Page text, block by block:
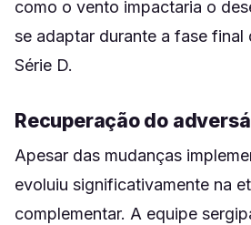
como o vento impactaria o
se adaptar durante a fase final
Série D.
Recuperação do
Apesar das mudanças
evoluiu significativamente na
complementar. A equipe